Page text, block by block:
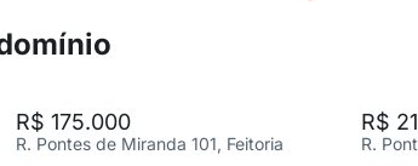
R$ 175.000
R. Pontes de Miranda 101, Feitoria
R$
R.